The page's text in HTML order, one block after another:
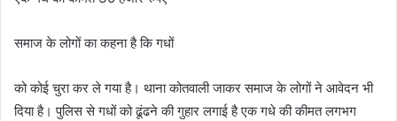
समाज के लोगों का कहना है कि गधों
को कोई चुरा कर ले गया है। थाना कोतवाली जाकर समाज के लोगों ने आवेदन भी
दिया है। पुलिस से गधों को ढूंढने की गुहार लगाई है एक गधे की कीमत लगभग